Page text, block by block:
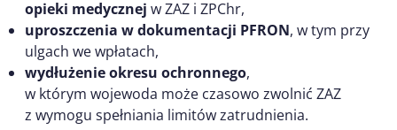
opieki medycznej w ZAZ i ZPChr,
uproszczenia w dokumentacji PFRON, w tym przy
ulgach we wpłatach,
wydłużenie okresu ochronnego,
w którym wojewoda może czasowo zwolnić ZAZ
z wymogu spełniania limitów zatrudnienia.